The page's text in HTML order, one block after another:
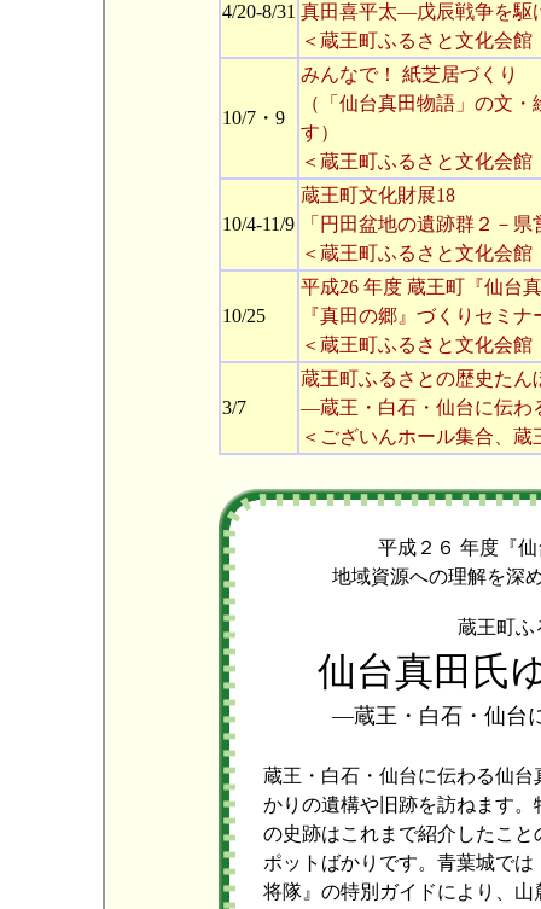
4/20-8/31 真田喜平太―戊辰戦争を
＜蔵王町ふるさと文化会
10/7・9
みんなで！ 紙芝居づくり
（「仙台真田物語」の文
す）
＜蔵王町ふるさと文化会
10/4-11/9
蔵王町文化財展18
「円田盆地の遺跡群２－
＜蔵王町ふるさと文化会
10/25
平成26 年度 蔵王町『仙台
『真田の郷』づくりセミナ
＜蔵王町ふるさと文化会
3/7
蔵王町ふるさとの歴史た
―蔵王・白石・仙台に伝
＜ございんホール集合、
平成２６ 年度『
地域資源への理解を深
蔵王町ふ
仙台真田氏
―蔵王・白石・仙台
蔵王・白石・仙台に伝わる仙台
かりの遺構や旧跡を訪ねます。
の史跡はこれまで紹介したこと
ポットばかりです。青葉城では
将隊』の特別ガイドにより、山